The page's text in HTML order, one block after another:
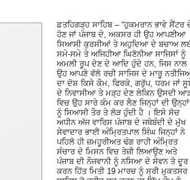
ਫ਼ਤਹਿਗੜ੍ਹ ਸਾਹਿਬ – “ਹੁਕਮਰਾਨ ਭਾਵੇ ਸੈਂਟਰ
ਹੋਣ ਜਾਂ ਪੰਜਾਬ ਦੇ, ਅਕਸਰ ਹੀ ਉਹ ਆਪਣੀਆ
ਸਿਆਸੀ ਕੁਰਸੀਆਂ ਤੇ ਅਹੁਦਿਆ ਦੇ ਬਚਾਅ
ਸਮੇ-ਸਮੇ ਤੇ ਅਜਿਹੀਆ ਘਿਣੋਨੀਆ ਸਾਜਿਸਾਂ ਨੂੰ
ਅਮਲੀ ਰੂਪ ਦੇਣ ਦੇ ਆਦਿ ਹੁੰਦੇ ਹਨ, ਜਿਸ ਨਾਲ
ਉਹ ਆਪਣੇ ਵੱਲੋ ਰਚੀ ਸਾਜਿਸ ਦੇ ਮਾਰੂ
ਦਾ ਦੋਸ਼ ਕਿਸੇ ਕੌਮ, ਫਿਰਕੇ, ਗਰੁੱਪ, ਧਰਮ ਜਾਂ
ਦੇ ਨਿਵਾਸੀਆ ਤੇ ਮੜ੍ਹ ਦੇਣ ਲੇਕਿਨ ਉਸਦੀ
ਵਿਚ ਉਹ ਸਾਰੇ ਕੰਮ ਕਰ ਲੈਣ ਜਿਨ੍ਹਾਂ ਦੀ ਉਨ੍ਹਾਂ
ਨੂੰ ਸਿਆਸੀ ਤੌਰ ਤੇ ਲੋੜ ਹੁੰਦੀ ਹੈ । ਇਸੇ ਸੋਚ
ਅਧੀਨ ਅੱਜ ਵਾਰਿਸ ਪੰਜਾਬ ਦੇ ਜਥੇਬੰਦੀ ਦੇ ਮੁੱਖ
ਸੇਵਾਦਾਰ ਭਾਈ ਅੰਮ੍ਰਿਤਪਾਲ ਸਿੰਘ ਜਿਨ੍ਹਾਂ ਨੇ
ਪਹਿਲੋ ਹੀ ਜ਼ਮਹੂਰੀਅਤ ਢੰਗ ਰਾਹੀ ਅੰਮ੍ਰਿਤ
ਸੰਚਾਰ ਦੇ ਮਿਸਨ ਵਿਚ ਤੇਜ਼ੀ ਲਿਆਉਣ ਅਤੇ
ਪੰਜਾਬ ਦੀ ਨੌਜਵਾਨੀ ਨੂੰ ਨਸਿਆ ਦੇ ਸੇਵਨ ਤੋ ਦੂਰ
ਕਰਨ ਹਿੱਤ ਮਿਤੀ 19 ਮਾਰਚ ਨੂੰ ਸ੍ਰੀ ਮੁਕਤਸਰ